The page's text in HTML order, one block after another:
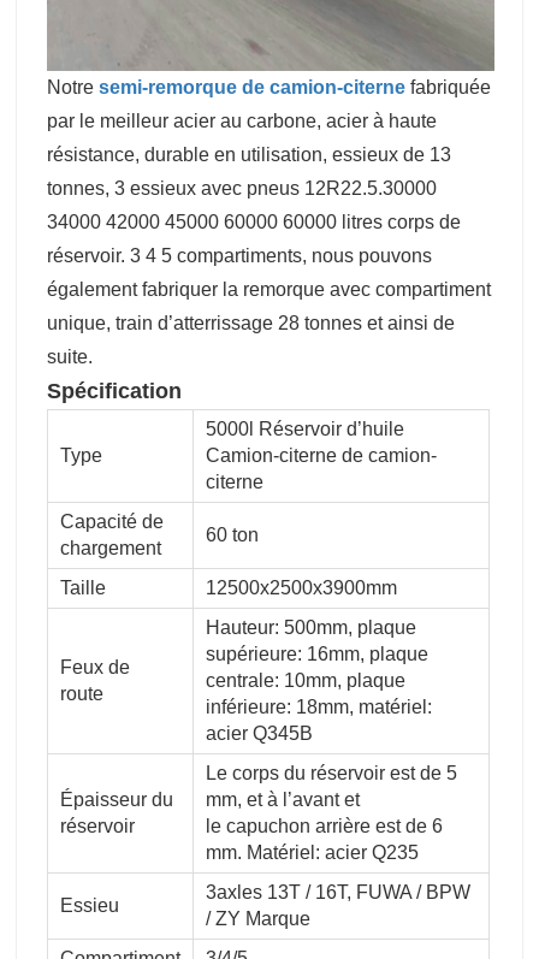
Notre semi-remorque de camion-citerne fabriquée
par le meilleur acier au carbone, acier à haute
résistance, durable en utilisation, essieux de 13
tonnes, 3 essieux avec pneus 12R22.5.30000
34000 42000 45000 60000 60000 litres corps de
réservoir. 3 4 5 compartiments, nous pouvons
également fabriquer la remorque avec compartiment
unique, train d’atterrissage 28 tonnes et ainsi de
suite.
Spécification
Type
5000l Réservoir d’huile
Camion-citerne de camion-
citerne
Capacité de
chargement
60 ton
Taille 12500x2500x3900mm
Feux de
route
Hauteur: 500mm, plaque
supérieure: 16mm, plaque
centrale: 10mm, plaque
inférieure: 18mm, matériel:
acier Q345B
Épaisseur du
réservoir
Le corps du réservoir est de 5
mm, et à l’avant et
le capuchon arrière est de 6
mm. Matériel: acier Q235
Essieu
3axles 13T / 16T, FUWA / BPW
/ ZY Marque